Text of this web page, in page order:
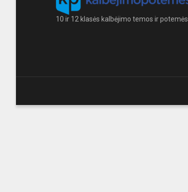
10 ir 12 klasės kalbėjimo temos ir potemės.